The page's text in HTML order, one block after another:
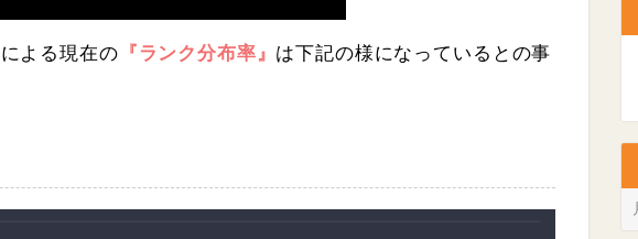
による現在の 『ランク分布率』 は下記の様になっているとの事